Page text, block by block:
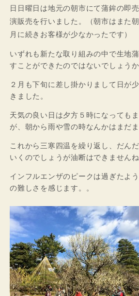
日日曜日は地元の朝市にて蒲鉾の即
演販売を行いました。（朝市はまた
月に続きお客様が少なかったです）
いずれも新たな取り組みの中で生地
すことができたのではないでしょうか
２月も下旬に差し掛かりまして日が
きました。
天気の良い日は夕方５時になっても
が、朝から雨や雪の時なんかはまだ
これから三寒四温を繰り返し、だん
いくのでしょうが油断はできませんね
インフルエンザのピークは過ぎたよ
の難しさを感じます。。